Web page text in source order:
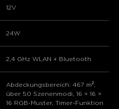
12V
24W
2,4 GHz WLAN + Bluetooth
Abdeckungsbereich: 467 m²,
über 50 Szenenmodi, 16 × 16 ×
16 RGB-Muster, Timer-Funktion